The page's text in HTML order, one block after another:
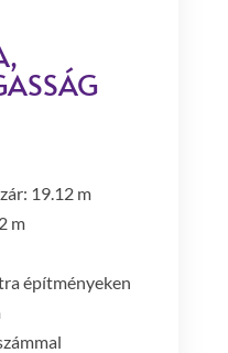
19.12 m
m
építményeken